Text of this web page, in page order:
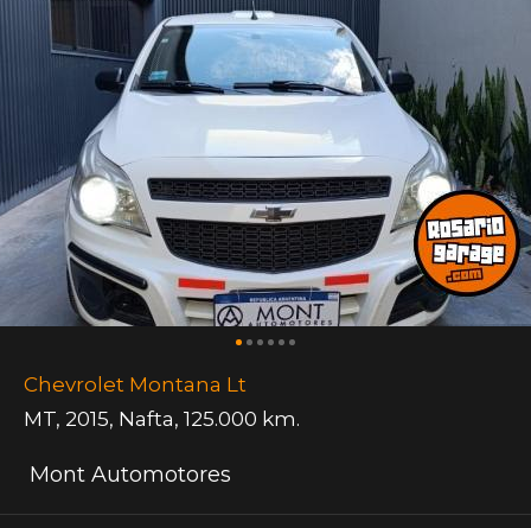
Chevrolet Montana Lt
MT, 2015, Nafta, 125.000 km.
Mont Automotores